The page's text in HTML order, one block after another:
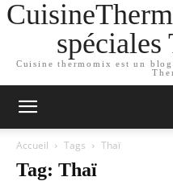
Cuisine thermomix est un
Accueil Tags Thaï
Tag: Thaï